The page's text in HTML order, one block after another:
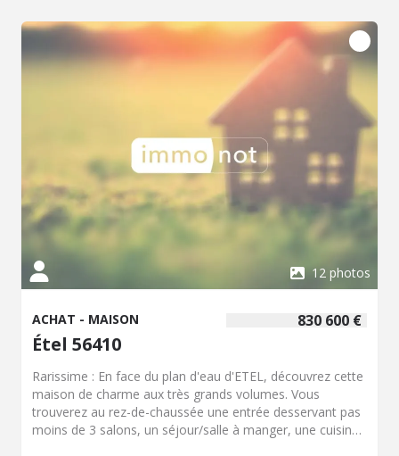
12 photos
830 600 €
ACHAT - MAISON
Étel 56410
Rarissime : En face du plan d'eau d'ETEL, découvrez cette
maison de charme aux très grands volumes. Vous
trouverez au rez-de-chaussée une entrée desservant pas
moins de 3 salons, un séjour/salle à manger, une cuisine